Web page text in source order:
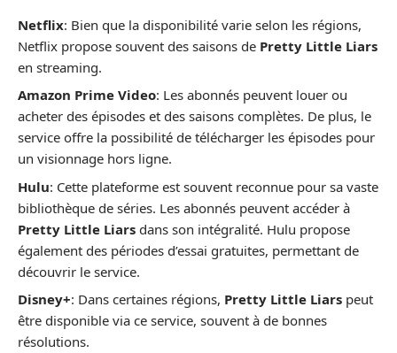
Netflix: Bien que la disponibilité varie selon les régions,
Netflix propose souvent des saisons de Pretty Little Liars
en streaming.
Amazon Prime Video: Les abonnés peuvent louer ou
acheter des épisodes et des saisons complètes. De plus, le
service offre la possibilité de télécharger les épisodes pour
un visionnage hors ligne.
Hulu: Cette plateforme est souvent reconnue pour sa vaste
bibliothèque de séries. Les abonnés peuvent accéder à
Pretty Little Liars dans son intégralité. Hulu propose
également des périodes d’essai gratuites, permettant de
découvrir le service.
Disney+: Dans certaines régions, Pretty Little Liars peut
être disponible via ce service, souvent à de bonnes
résolutions.